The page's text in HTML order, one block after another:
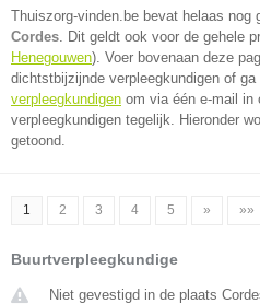
Thuiszorg-vinden.be bevat helaas nog
Cordes. Dit geldt ook voor de gehele
Henegouwen). Voer bovenaan deze
dichtstbijzijnde verpleegkundigen of ga
verpleegkundigen om via één e-mail in
verpleegkundigen tegelijk. Hieronder
getoond.
1 2 3 4 5 » »»
Buurtverpleegkundige
Niet gevestigd in de plaats